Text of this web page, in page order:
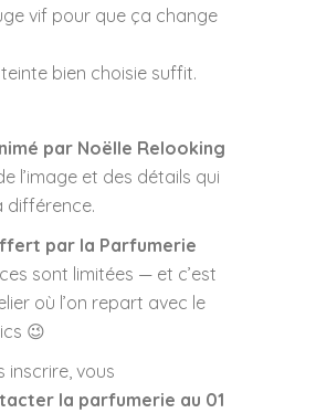
vif pour que ça change
bien choisie suffit.
par Noëlle Relooking
l’image et des détails qui
différence.
par la Parfumerie
sont limitées — et c’est
où l’on repart avec le
😉
inscrire, vous
la parfumerie au 01